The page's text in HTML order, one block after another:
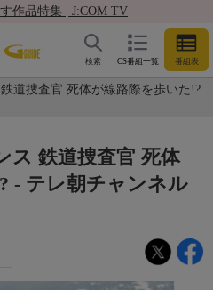
作品特集 | J:COM TV
CS番組一覧 番組表
検索
道捜査官 死体が線路際を歩いた!?
ス 鉄道捜査官 死体
- テレ朝チャンネル